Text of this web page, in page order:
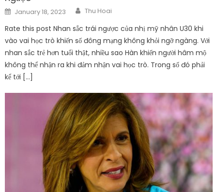
Posted
on
January 18, 2023 Author
Thu Hoai
Rate this post Nhan sắc trái ngược của nhị mỹ nhân U30 khi
vào vai học trò khiến số đông mạng không khỏi ngỡ ngàng. Với
nhan sắc trẻ hơn tuổi thật, nhiều sao Hàn khiến người hâm mộ
không thể nhận ra khi đảm nhận vai học trò. Trong số đó phải
kể tới […]